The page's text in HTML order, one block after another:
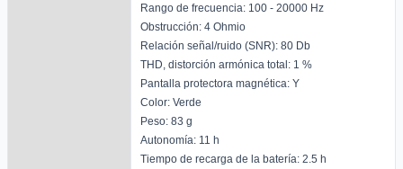
Rango de frecuencia: 100 - 20000 Hz
Obstrucción: 4 Ohmio
Relación señal/ruido (SNR): 80 Db
THD, distorción armónica total: 1 %
Pantalla protectora magnética: Y
Color: Verde
Peso: 83 g
Autonomía: 11 h
Tiempo de recarga de la batería: 2.5 h